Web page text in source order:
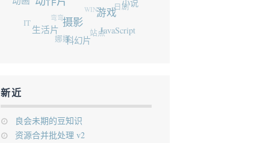
摄影 游戏
生活片
科幻片
JavaScript
小说
娜娜 站点
日剧
WIN7
新近
良会未期的豆知识
资源合并批处理 v2